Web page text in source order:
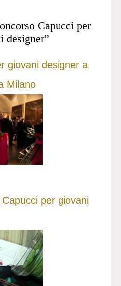
Capucci per
designer”
giovani designer a
Milano
per giovani